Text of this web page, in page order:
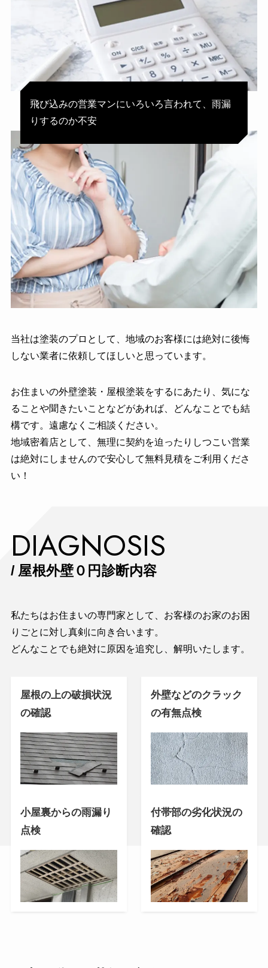
飛び込みの営業マンにいろいろ言われて、雨漏
りするのか不安
当社は塗装のプロとして、地域のお客様には絶対に後悔
しない業者に依頼してほしいと思っています。
お住まいの外壁塗装・屋根塗装をするにあたり、気にな
ることや聞きたいことなどがあれば、どんなことでも結
構です。遠慮なくご相談ください。
地域密着店として、無理に契約を迫ったりしつこい営業
は絶対にしませんので安心して無料見積をご利用くださ
い！
DIAGNOSIS
/ 屋根外壁０円診断内容
私たちはお住まいの専門家として、お客様のお家のお困
りごとに対し真剣に向き合います。
どんなことでも絶対に原因を追究し、解明いたします。
屋根の上の破損状況
の確認
外壁などのクラック
の有無点検
小屋裏からの雨漏り
点検
付帯部の劣化状況の
確認